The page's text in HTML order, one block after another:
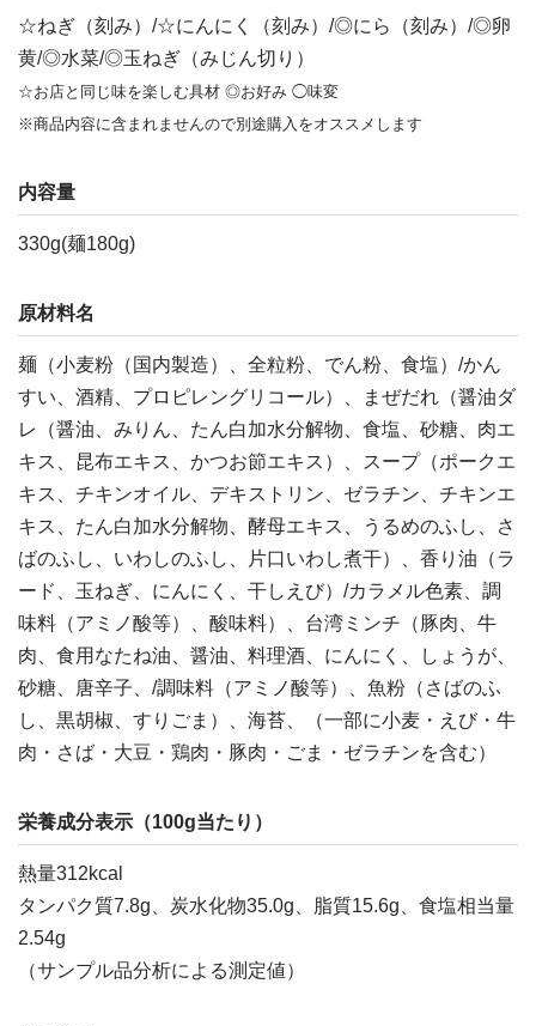
☆ねぎ（刻み）/☆にんにく（刻み）/◎にら（刻み）/◎卵
黄/◎水菜/◎玉ねぎ（みじん切り）
☆お店と同じ味を楽しむ具材 ◎お好み ◯味変
※商品内容に含まれませんので別途購入をオススメします
内容量
330g(麺180g)
原材料名
麺（小麦粉（国内製造）、全粒粉、でん粉、食塩）/かん
すい、酒精、プロピレングリコール）、まぜだれ（醤油ダ
レ（醤油、みりん、たん白加水分解物、食塩、砂糖、肉エ
キス、昆布エキス、かつお節エキス）、スープ（ポークエ
キス、チキンオイル、デキストリン、ゼラチン、チキンエ
キス、たん白加水分解物、酵母エキス、うるめのふし、さ
ばのふし、いわしのふし、片口いわし煮干）、香り油（ラ
ード、玉ねぎ、にんにく、干しえび）/カラメル色素、調
味料（アミノ酸等）、酸味料）、台湾ミンチ（豚肉、牛
肉、食用なたね油、醤油、料理酒、にんにく、しょうが、
砂糖、唐辛子、/調味料（アミノ酸等）、魚粉（さばのふ
し、黒胡椒、すりごま）、海苔、（一部に小麦・えび・牛
肉・さば・大豆・鶏肉・豚肉・ごま・ゼラチンを含む）
栄養成分表示（100g当たり）
熱量312kcal
タンパク質7.8g、炭水化物35.0g、脂質15.6g、食塩相当量
2.54g
（サンプル品分析による測定値）